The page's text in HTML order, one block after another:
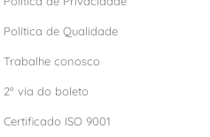
Política de Qualidade
Trabalhe conosco
2º via do boleto
Certificado ISO 9001